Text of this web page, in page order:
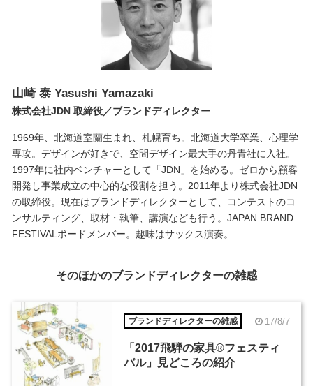
山崎 泰 Yasushi Yamazaki
株式会社JDN 取締役／ブランドディレクター
1969年、北海道室蘭生まれ、札幌育ち。北海道大学卒業、心理学
専攻。デザインが好きで、空間デザイン最大手の丹青社に入社。
1997年に社内ベンチャーとして「JDN」を始める。ゼロから顧客
開発し事業成立の中心的な役割を担う。2011年より株式会社JDN
の取締役。現在はブランドディレクターとして、コンテストのコ
ンサルティング、取材・執筆、講演なども行う。JAPAN BRAND
FESTIVALボードメンバー。趣味はサックス演奏。
そのほかのブランドディレクターの雑感
ブランドディレクターの雑感 17/8/7
「2017飛騨の家具®︎フェスティ
バル」見どころの紹介